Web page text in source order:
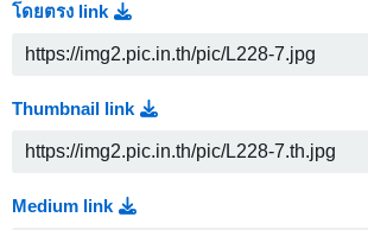
โดยตรง link
Thumbnail link
Medium link